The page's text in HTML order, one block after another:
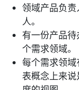
领域产品负
人。
有一份产品
个需求领域。
每个需求领域
表概念上来